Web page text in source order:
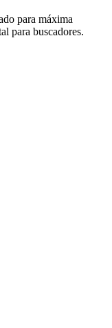
para máxima
para buscadores.